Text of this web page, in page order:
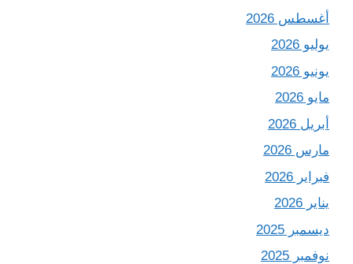
أغسطس 2026
يوليو 2026
يونيو 2026
مايو 2026
أبريل 2026
مارس 2026
فبراير 2026
يناير 2026
ديسمبر 2025
نوفمبر 2025